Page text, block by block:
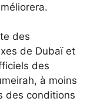
des
de Dubaï et
des
à moins
des conditions